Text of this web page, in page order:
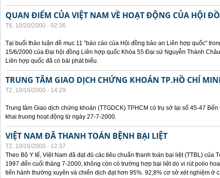
QUAN ĐIỂM CỦA VIỆT NAM VỀ HOẠT ĐỘNG CỦA HỘI
T6, 10/20/2000 - 02:36
Tại buổi thảo luận đề mục 11 "báo cáo của Hội đồng bảo an Liên hợp quốc"
15/6/2000 của Đại hội đồng Liên hợp quốc Khóa 55 Đại sứ Nguyễn Thành
Liên hợp quốc đã có bài phát biểu.
TRUNG TÂM GIAO DỊCH CHỨNG KHOÁN TP.HỒ CHÍ
T2, 10/16/2000 - 14:29
Trung tâm Giao dịch chứng khoán (TTGDCK) TPHCM có trụ sở tại số 45-47
khai truong hoạt động từ ngày 27-7-2000.
VIỆT NAM ĐÃ THANH TOÁN BỆNH BẠI LIỆT
T2, 10/16/2000 - 12:37
Theo Bộ Y tế, Việt Nam đã đạt đủ các tiêu chuẩn thanh toán bại liệt (TTBL) của
1997 đến cuối tháng 7-2000, không còn có trường hợp bại liệt do vi rút polio
tiến hành thường xuyên và chiến dịch đạt hơn 95%. 92,8% cơ sở xét nghiệm ở